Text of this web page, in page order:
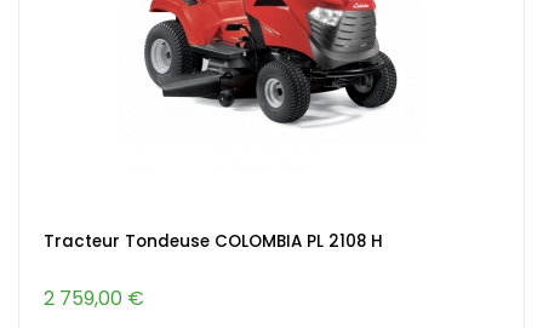
Tracteur Tondeuse COLOMBIA PL 2108 H
2 759,00 €